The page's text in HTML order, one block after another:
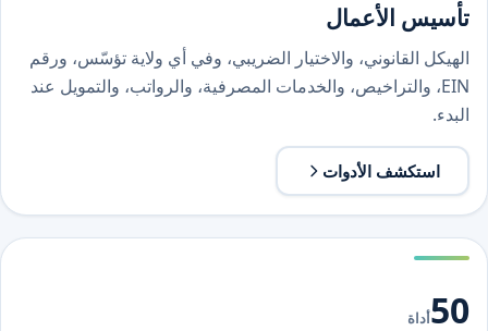
تأسيس الأعمال
الهيكل القانوني، والاختيار الضريبي، وفي أي ولاية تؤسّس، ورقم
EIN، والتراخيص، والخدمات المصرفية، والرواتب، والتمويل عند
البدء.
استكشف الأدوات
50أداة